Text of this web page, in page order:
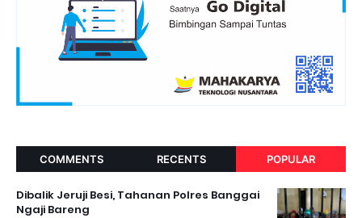
POPULAR
RECENTS
COMMENTS
Dibalik Jeruji Besi, Tahanan Polres Banggai
Ngaji Bareng